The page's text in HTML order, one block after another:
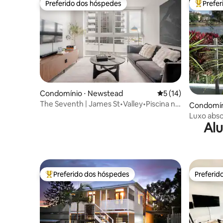
Preferido dos hóspedes
Preferido dos hóspedes
Condomínio ⋅ Newstead 5 de uma
5 (14)
The Seventh | James St•Valley•Piscina no
Entre
Luxo
Brisbane
Entre os melhores preferidos dos hóspedes
Preferido dos hóspedes